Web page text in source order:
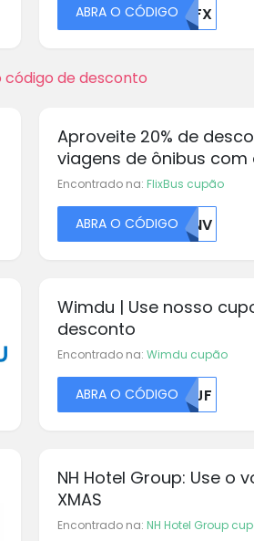
ABRA O CÓDIGOOFFX
Aproveite 20% de
viagens de ônibus com
Encontrado na: FlixBus cupão
ABRA O CÓDIGOSFNV
Wimdu | Use nosso
desconto
Encontrado na: Wimdu cupão
ABRA O CÓDIGOMDJF
NH Hotel Group: Use o
XMAS
Encontrado na: NH Hotel Group